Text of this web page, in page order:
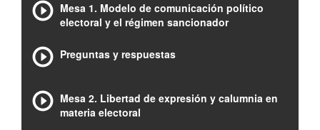
Mesa 1. Modelo de comunicación político
electoral y el régimen sancionador
Preguntas y respuestas
Mesa 2. Libertad de expresión y calumnia en
materia electoral